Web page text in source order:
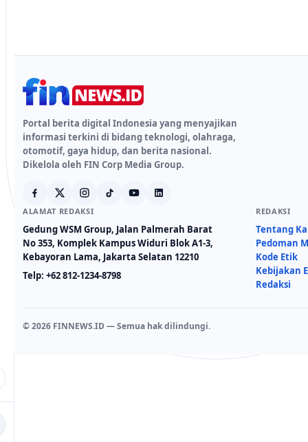
Portal berita digital Indonesia yang menyajikan
informasi terkini di bidang teknologi, olahraga,
otomotif, gaya hidup, dan berita nasional.
Dikelola oleh FIN Corp Media Group.
ALAMAT REDAKSI
Gedung WSM Group, Jalan Palmerah Barat
No 353, Komplek Kampus Widuri Blok A1-3,
Kebayoran Lama, Jakarta Selatan 12210
Telp: +62 812-1234-8798
REDAKSI
Tentang
Pedoman
Kode Etik
Kebijakan
Redaksi
© 2026 FINNEWS.ID — Semua hak dilindungi.